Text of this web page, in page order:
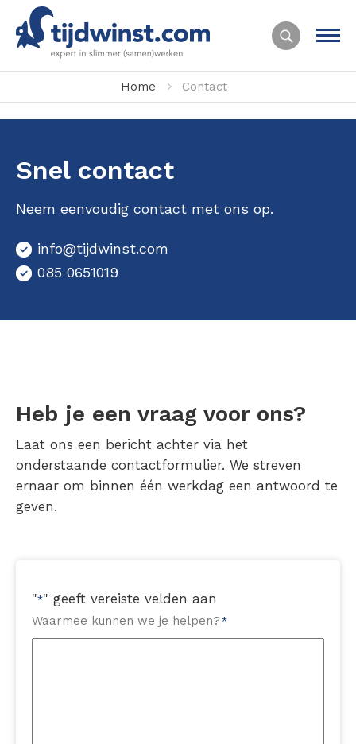
Home Contact
Snel contact
Neem eenvoudig contact met ons op.
info@tijdwinst.com
085 0651019
Heb je een vraag voor ons?
Laat ons een bericht achter via het
onderstaande contactformulier. We streven
ernaar om binnen één werkdag een antwoord te
geven.
"*" geeft vereiste velden aan
Waarmee kunnen we je helpen? *